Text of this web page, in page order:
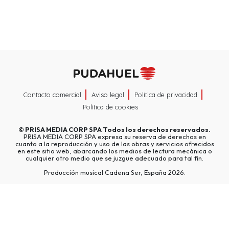
Contacto comercial Aviso legal
Política de privacidad
Política de cookies
© PRISA MEDIA CORP SPATodos los derechos reservados.
PRISA MEDIA CORP SPA expresa su reserva de derechos en
cuanto a la reproducción y uso de las obras y servicios ofrecidos
en este sitio web, abarcando los medios de lectura mecánica o
cualquier otro medio que se juzgue adecuado para tal fin.
Producción musical Cadena Ser, España 2026.